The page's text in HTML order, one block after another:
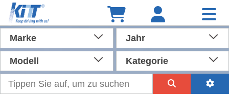
Marke Jahr
Modell Kategorie